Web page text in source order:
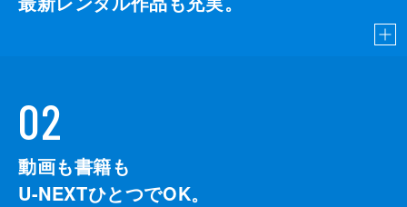
02
動画も書籍も
U-NEXTひとつでOK。